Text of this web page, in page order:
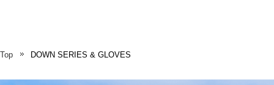
Top DOWN SERIES & GLOVES